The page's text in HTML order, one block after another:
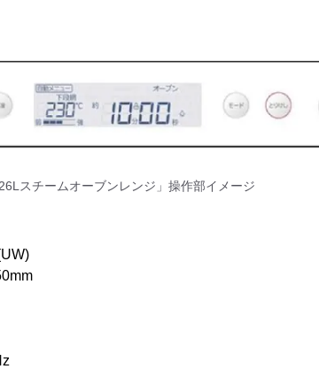
26Lスチームオーブンレンジ」操作部イメージ